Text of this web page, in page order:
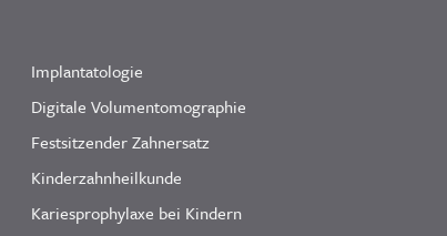
Implantatologie
Digitale Volumentomographie
Festsitzender Zahnersatz
Kinderzahnheilkunde
Kariesprophylaxe bei Kindern